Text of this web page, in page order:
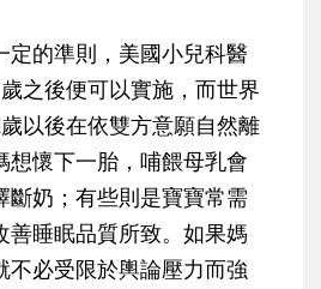
定的準則，美國小兒科醫
之後便可以實施，而世界
以後在依雙方意願自然離
想懷下一胎，哺餵母乳會
斷奶；有些則是寶寶常需
善睡眠品質所致。如果媽
不必受限於輿論壓力而強